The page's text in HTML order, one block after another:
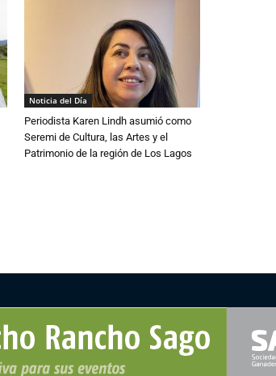
Noticia del Día
Periodista Karen Lindh asumió como
Seremi de Cultura, las Artes y el
Patrimonio de la región de Los Lagos